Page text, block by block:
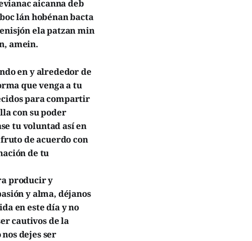
aicanna deb
lán hobénan bacta
ela patzan min
amein.
en y alrededor de
que venga a tu
para compartir
con su poder
tu voluntad así en
de acuerdo con
de tu
producir y
y alma, déjanos
en este día y no
cautivos de la
dejes ser